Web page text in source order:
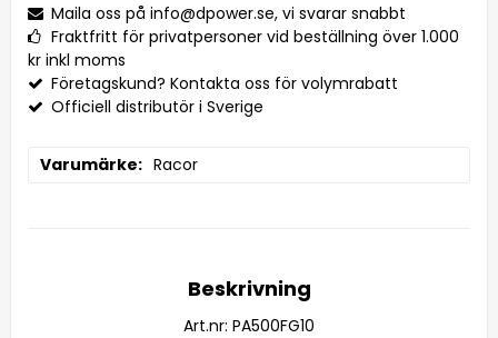
Maila oss på info@dpower.se, vi svarar snabbt
Fraktfritt för privatpersoner vid beställning över 1.000
kr inkl moms
Företagskund? Kontakta oss för volymrabatt
Officiell distributör i Sverige
Varumärke Racor
Beskrivning
Art.nr: PA500FG10